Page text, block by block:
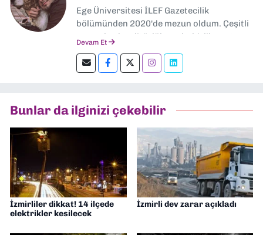
Ege Üniversitesi İLEF Gazetecilik
bölümünden 2020'de mezun oldum. Çeşitli
gazetelerde editörlük, muhabirlik yaptım.
editörlük yapıyorum.
Devam Et
Bunlar da ilginizi çekebilir
İzmirliler dikkat! 14 ilçede
elektrikler kesilecek
İzmirli dev zarar açıkladı